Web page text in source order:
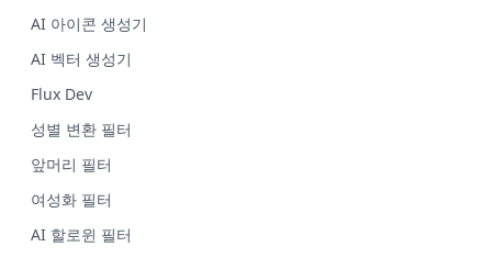
AI 아이콘 생성기
AI 벡터 생성기
Flux Dev
성별 변환 필터
앞머리 필터
여성화 필터
AI 할로윈 필터